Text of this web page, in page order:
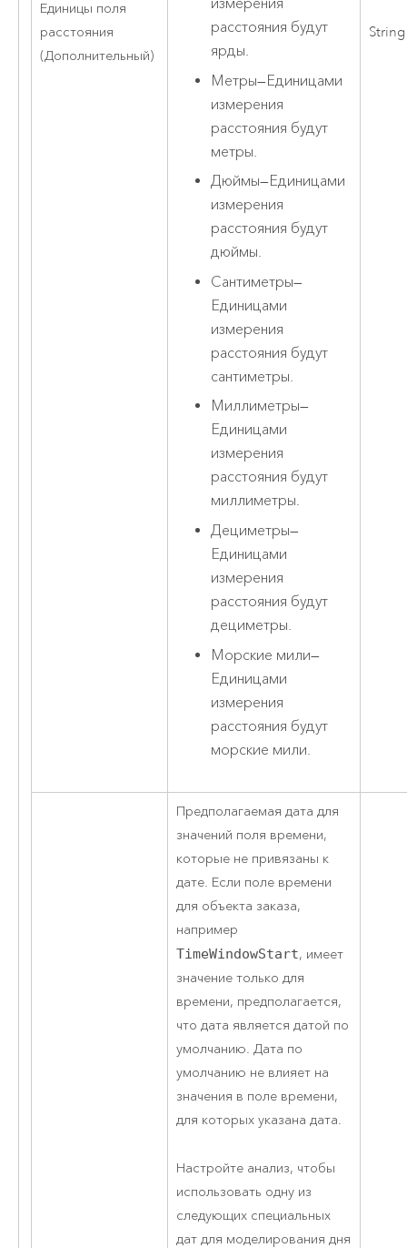
Единицы поля
расстояния
(Дополнительный)
измерения
расстояния будут
ярды.
Метры—Единицами
измерения
расстояния будут
метры.
Дюймы—Единицами
измерения
расстояния будут
дюймы.
Сантиметры—
Единицами
измерения
расстояния будут
сантиметры.
Миллиметры—
Единицами
измерения
расстояния будут
миллиметры.
Дециметры—
Единицами
измерения
расстояния будут
дециметры.
Морские мили—
Единицами
измерения
расстояния будут
морские мили.
String
Предполагаемая дата для
значений поля времени,
которые не привязаны к
дате. Если поле времени
для объекта заказа,
например
TimeWindowStart, имеет
значение только для
времени, предполагается,
что дата является датой по
умолчанию. Дата по
умолчанию не влияет на
значения в поле времени,
для которых указана дата.
Настройте анализ, чтобы
использовать одну из
следующих специальных
дат для моделирования дня